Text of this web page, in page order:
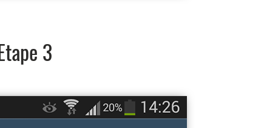
Etape 3